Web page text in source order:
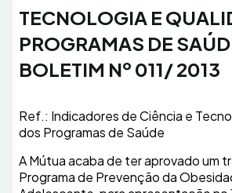
TECNOLOGIA E
PROGRAMAS DE
BOLETIM Nº 011/ 2013
Ref.: Indicadores de Ciência e
dos Programas de Saúde
A Mútua acaba de ter aprovado um
Programa de Prevenção da